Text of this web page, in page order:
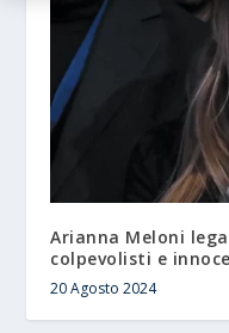
Arianna Meloni
colpevolisti e
20 Agosto 2024